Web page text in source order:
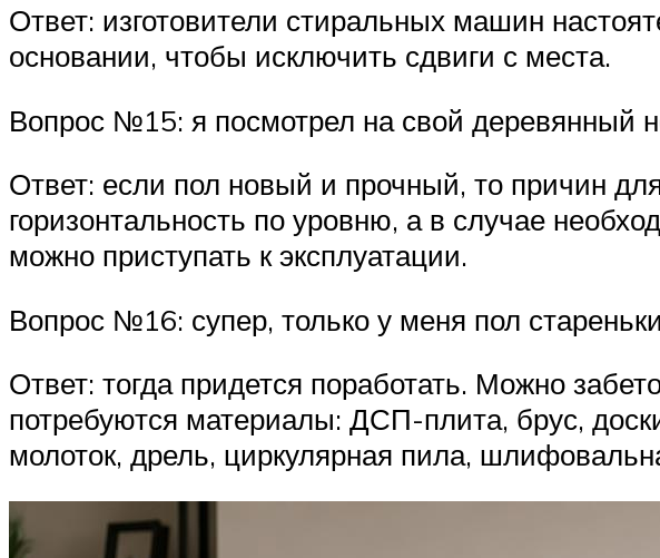
Ответ: изготовители стиральных машин
основании, чтобы исключить сдвиги с места.
Вопрос №15: я посмотрел на свой деревянный
Ответ: если пол новый и прочный, то причин
горизонтальность по уровню, а в случае
можно приступать к эксплуатации.
Вопрос №16: супер, только у меня пол
Ответ: тогда придется поработать. Можно
потребуются материалы: ДСП-плита, брус,
молоток, дрель, циркулярная пила,